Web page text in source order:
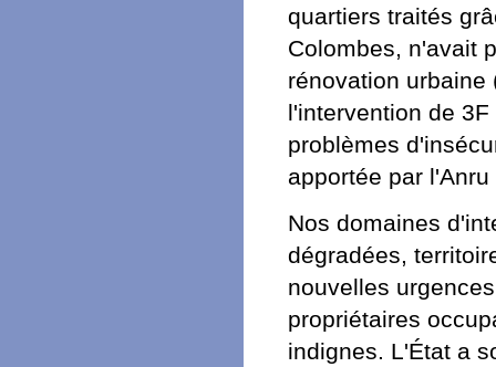
quartiers traités
Colombes, n'avait
rénovation urbaine
l'intervention de
problèmes
apportée par
Nos domaines
dégradées,
nouvelles
propriétaires
indignes. L'État a